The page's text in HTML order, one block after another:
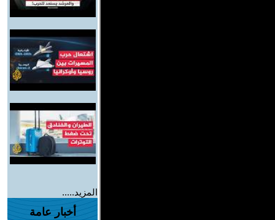
المزيد.....
أخبار عامة